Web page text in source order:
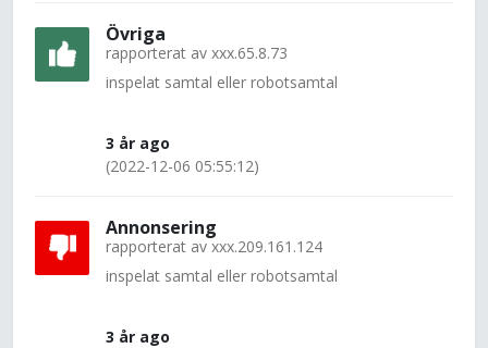
Övriga
rapporterat av xxx.65.8.73
inspelat samtal eller robotsamtal
3 år ago
(2022-12-06 05:55:12)
Annonsering
rapporterat av xxx.209.161.124
inspelat samtal eller robotsamtal
3 år ago